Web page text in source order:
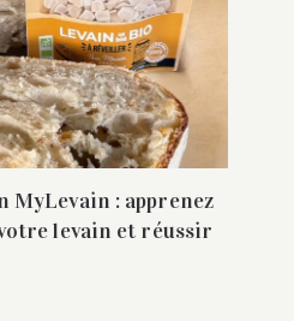
MyLevain : apprenez
levain et réussir